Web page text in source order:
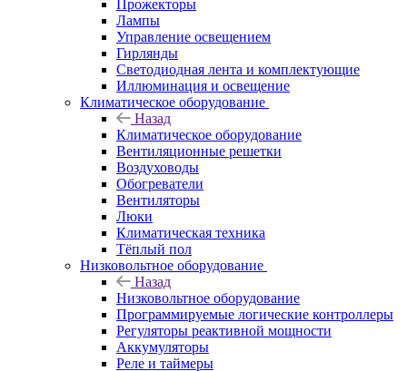
Прожекторы
Лампы
Управление освещением
Гирлянды
Светодиодная лента и комплектующие
Иллюминация и освещение
Климатическое оборудование
Назад
Климатическое оборудование
Вентиляционные решетки
Воздуховоды
Обогреватели
Вентиляторы
Люки
Климатическая техника
Тёплый пол
Низковольтное оборудование
Назад
Низковольтное оборудование
Программируемые логические контроллеры
Регуляторы реактивной мощности
Аккумуляторы
Реле и таймеры